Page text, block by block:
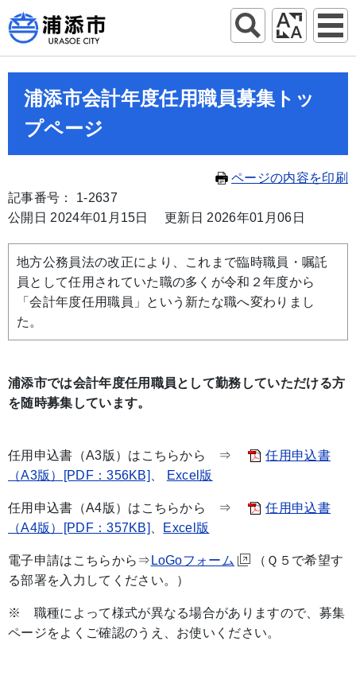
浦添市会計年度任用職員募集トッ
プページ
ページの内容を印刷
記事番号： 1-2637
公開日 2024年01月15日
更新日 2026年01月06日
地方公務員法の改正により、これまで臨時職員・嘱託
員として任用されていた職の多くが令和２年度から
「会計年度任用職員」という新たな職へ変わりまし
た。
浦添市では会計年度任用職員として勤務していただける方
を随時募集しています。
任用申込書（A3版）はこちらから ⇒
任用申込書
（A3版）[PDF：356KB]
Excel版
任用申込書（A4版）はこちらから ⇒
任用申込書
（A4版）[PDF：357KB]
Excel版
電子申請はこちらから⇒ LoGoフォーム
（Ｑ５で希望す
る部署を入力してください。）
※ 職種によって様式が異なる場合がありますので、募集
ページをよくご確認のうえ、お使いください。